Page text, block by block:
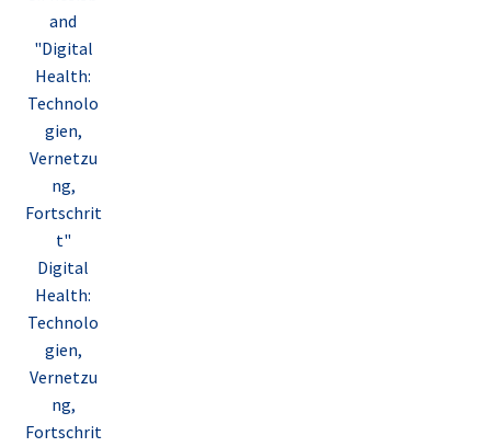
Digital
Health:
Technolo
gien,
Vernetzu
ng,
Fortschrit